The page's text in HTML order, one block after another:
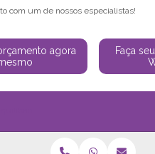
com um de nossos especialistas!
agora
Faça